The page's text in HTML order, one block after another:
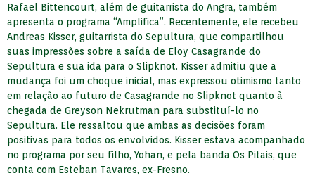
Rafael Bittencourt, além de guitarrista do Angra, também
apresenta o programa “Amplifica”. Recentemente, ele recebeu
Andreas Kisser, guitarrista do Sepultura, que compartilhou
suas impressões sobre a saída de Eloy Casagrande do
Sepultura e sua ida para o Slipknot. Kisser admitiu que a
mudança foi um choque inicial, mas expressou otimismo tanto
em relação ao futuro de Casagrande no Slipknot quanto à
chegada de Greyson Nekrutman para substituí-lo no
Sepultura. Ele ressaltou que ambas as decisões foram
positivas para todos os envolvidos. Kisser estava acompanhado
no programa por seu filho, Yohan, e pela banda Os Pitais, que
conta com Esteban Tavares, ex-Fresno.